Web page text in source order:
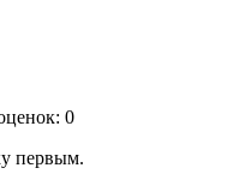
0
первым.